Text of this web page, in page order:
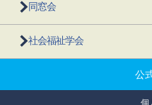
同窓会
社会福祉学会
公
個